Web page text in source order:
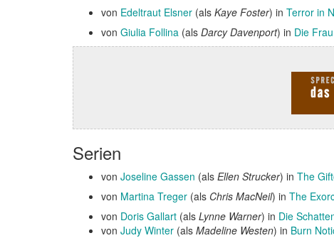
von Edeltraut Elsner (als Kaye Foster) in Terror in
von Giulia Follina (als Darcy Davenport) in Die
Serien
von Joseline Gassen (als Ellen Strucker) in The
von Martina Treger (als Chris MacNeil) in The
von Doris Gallart (als Lynne Warner) in Die
von Judy Winter (als Madeline Westen) in Burn